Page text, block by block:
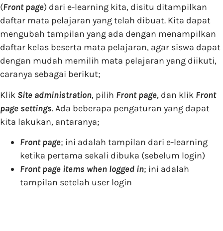
(Front page) dari e-learning kita, disitu ditampilkan
daftar mata pelajaran yang telah dibuat. Kita dapat
mengubah tampilan yang ada dengan menampilkan
daftar kelas beserta mata pelajaran, agar siswa dapat
dengan mudah memilih mata pelajaran yang diikuti,
caranya sebagai berikut;
Klik Site administration, pilih Front page, dan klik Front
page settings. Ada beberapa pengaturan yang dapat
kita lakukan, antaranya;
Front page; ini adalah tampilan dari e-learning
ketika pertama sekali dibuka (sebelum login)
Front page items when logged in; ini adalah
tampilan setelah user login